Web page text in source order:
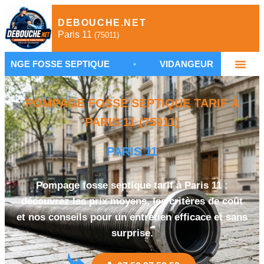
DEBOUCHE.NET
Paris 11 (75011)
SEPTIQUE • VIDANGEUR FOSSE SEPTIQUE
POMPAGE FOSSE SEPTIQUE TARIF À
PARIS 11 (75011)
PARIS 11
Pompage fosse septique tarif à Paris 11 :
découvrez les prix moyens, les critères de coût
et nos conseils pour un entretien efficace et sans
surprise.